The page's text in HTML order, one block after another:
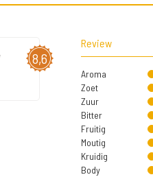
8,6
Review
Aroma
Zoet
Zuur
Bitter
Fruitig
Moutig
Kruidig
Body